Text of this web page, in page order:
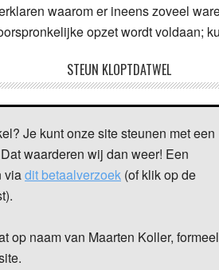
waarom er ineens zoveel
opzet wordt voldaan;
STEUN KLOPTDATWEL
Je kunt onze site steunen met een
waarderen wij dan weer! Een
viadit betaalverzoek (of klik op de
op naam van Maarten Koller, formeel